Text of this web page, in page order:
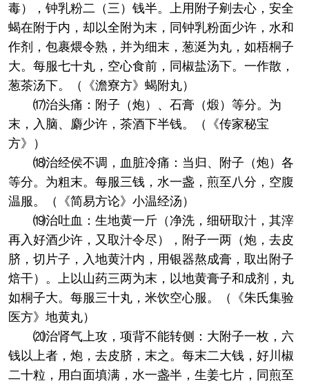
毒），钟乳粉二（三）钱半。上用附子剜去心，安全
蝎在附于内，却以全附为末，同钟乳粉面少许，水和
作剂，包裹煨令熟，并为细末，葱涎为丸，如梧桐子
大。每服七十丸，空心食前，同椒盐汤下。一作散，
葱茶汤下。（《澹寮方》蝎附丸）
⒄治头痛：附子（炮）、石膏（煅）等分。为
末，入脑、麝少许，茶酒下半钱。（《传家秘宝
方》）
⒅治经侯不调，血脏冷痛：当归、附子（炮）各
等分。为粗末。每服三钱，水一盏，煎至八分，空腹
温服。（《简易方论》小温经汤）
⒆治吐血：生地黄一斤（净洗，细研取汁，其滓
再入好酒少许，又取汁令尽），附子一两（炮，去皮
脐，切片子，入地黄汁内，用银器熬成膏，取出附子
焙干）。上以山药三两为末，以地黄膏子和成剂，丸
如桐子大。每服三十丸，米饮空心服。（《朱氏集验
医方》地黄丸）
⒇治肾气上攻，项背不能转侧：大附子一枚，六
钱以上者，炮，去皮脐，末之。每末二大钱，好川椒
二十粒，用白面填满，水一盏半，生姜七片，同煎至